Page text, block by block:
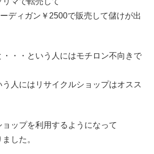
ディガン￥2500で販売して儲けが出
・・という人にはモチロン不向きで
人にはリサイクルショップはオスス
ップを利用するようになって
した。